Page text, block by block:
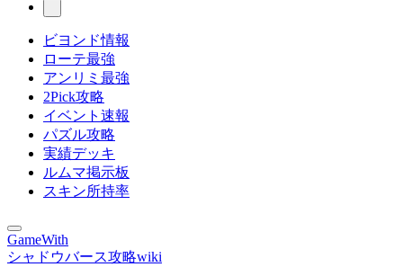
ビヨンド情報
ローテ最強
アンリミ最強
2Pick攻略
イベント速報
パズル攻略
実績デッキ
ルムマ掲示板
スキン所持率
GameWith
シャドウバース攻略wiki